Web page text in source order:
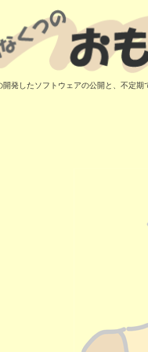
開発したソフトウェアの公開と、不定期